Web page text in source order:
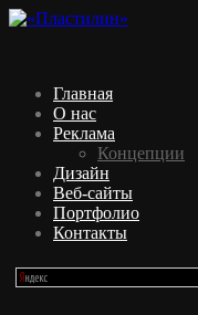
Главная
О нас
Реклама
Концепции
Дизайн
Веб-сайты
Портфолио
Контакты